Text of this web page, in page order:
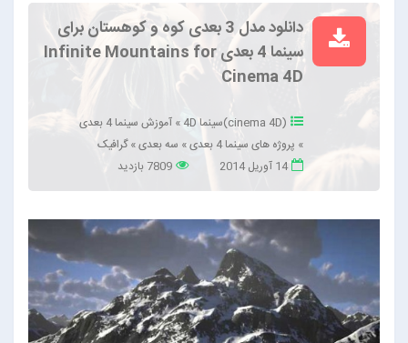
دانلود مدل 3 بعدی کوه و کوهستان برای
سینما 4 بعدی Infinite Mountains for
Cinema 4D
(cinema 4D)سینما 4D »آموزش سینما 4 بعدی
» پروژه های سینما 4 بعدی » سه بعدی»گرافیک
14 آوریل 2014
7809 بازدید